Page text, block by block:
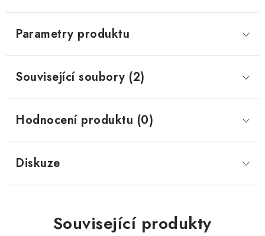
Parametry produktu
Související soubory (2)
Hodnocení produktu (0)
Diskuze
Související produkty